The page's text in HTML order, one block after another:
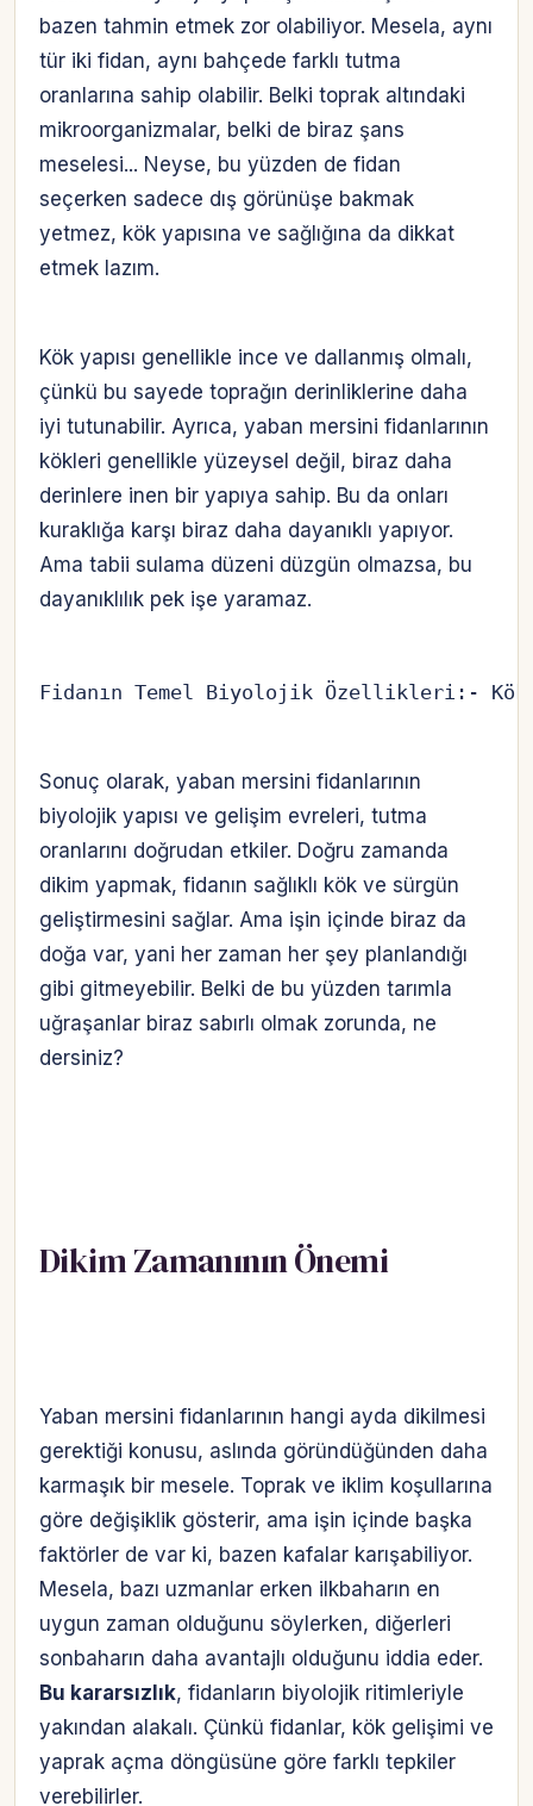
bazen tahmin etmek zor olabiliyor. Mesela, aynı
tür iki fidan, aynı bahçede farklı tutma
oranlarına sahip olabilir. Belki toprak altındaki
mikroorganizmalar, belki de biraz şans
meselesi... Neyse, bu yüzden de fidan
seçerken sadece dış görünüşe bakmak
yetmez, kök yapısına ve sağlığına da dikkat
etmek lazım.
Kök yapısı genellikle ince ve dallanmış olmalı,
çünkü bu sayede toprağın derinliklerine daha
iyi tutunabilir. Ayrıca, yaban mersini fidanlarının
kökleri genellikle yüzeysel değil, biraz daha
derinlere inen bir yapıya sahip. Bu da onları
kuraklığa karşı biraz daha dayanıklı yapıyor.
Ama tabii sulama düzeni düzgün olmazsa, bu
dayanıklılık pek işe yaramaz.
Fidanın Temel Biyolojik Özellikleri:- Kök
Sonuç olarak, yaban mersini fidanlarının
biyolojik yapısı ve gelişim evreleri, tutma
oranlarını doğrudan etkiler. Doğru zamanda
dikim yapmak, fidanın sağlıklı kök ve sürgün
geliştirmesini sağlar. Ama işin içinde biraz da
doğa var, yani her zaman her şey planlandığı
gibi gitmeyebilir. Belki de bu yüzden tarımla
uğraşanlar biraz sabırlı olmak zorunda, ne
dersiniz?
Dikim Zamanının Önemi
Yaban mersini fidanlarının hangi ayda dikilmesi
gerektiği konusu, aslında göründüğünden daha
karmaşık bir mesele. Toprak ve iklim koşullarına
göre değişiklik gösterir, ama işin içinde başka
faktörler de var ki, bazen kafalar karışabiliyor.
Mesela, bazı uzmanlar erken ilkbaharın en
uygun zaman olduğunu söylerken, diğerleri
sonbaharın daha avantajlı olduğunu iddia eder.
Bu kararsızlık, fidanların biyolojik ritimleriyle
yakından alakalı. Çünkü fidanlar, kök gelişimi ve
yaprak açma döngüsüne göre farklı tepkiler
verebilirler.